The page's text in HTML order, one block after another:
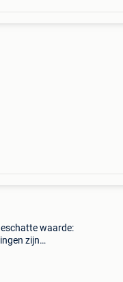
waarde:
zijn